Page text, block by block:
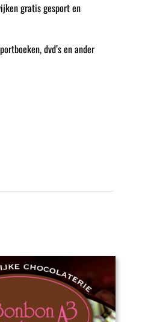
gratis gesport en
dvd’s en ander